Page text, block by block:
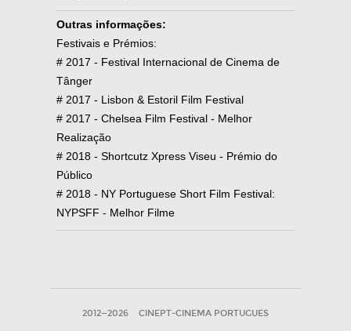
Outras informações:
Festivais e Prémios:
# 2017 - Festival Internacional de Cinema de
Tânger
# 2017 - Lisbon & Estoril Film Festival
# 2017 - Chelsea Film Festival - Melhor
Realização
# 2018 - Shortcutz Xpress Viseu - Prémio do
Público
# 2018 - NY Portuguese Short Film Festival:
NYPSFF - Melhor Filme
2012—2026 CINEPT-CINEMA PORTUGUES